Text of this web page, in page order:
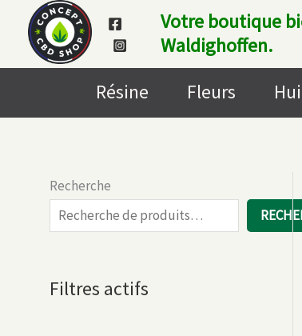
contenu
Votre boutique
Waldighoffen.
Résine Fleurs
Recherche
Filtres actifs